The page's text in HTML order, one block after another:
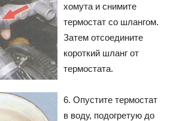
хомута и снимите
термостат со шлангом.
Затем отсоедините
короткий шланг от
термостата.
6. Опустите термостат
в воду, подогретую до